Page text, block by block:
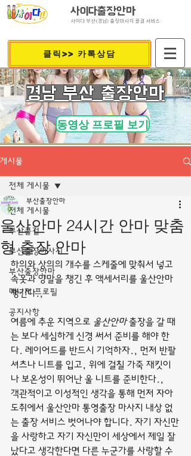
사이다출장안마
사이다 부산(경남) 출장마사지 콜걸 서비스
클릭>> 카톡상담
​경남 부산 출장안마
동영상 프로필 보기
게시물
전체 게시물
부산콜걸
부산출장마사지
부산출장안마
매니저 프로필
공지사항
전체 게시물
울산안마 24시간 안마 맞춤
형 출장 안마
부산출장안마
하의와 상의의 개수를 스케줄에 맞춰서 넣고
속옷과 양말을 챙긴 후 액세서리를 울산안마
챙긴다.,
여름에 추운 지역으로 울산안마 출장을 갈 때
는 보다 세심하게 신경 써서 준비를 해야 한
다. 레이어드를 반드시 기억하자., 먼저 반팔
셔츠나 니트를 입고, 위에 걸칠 가죽 재킷이
나 보온성이 뛰어난 울 니트를 준비한다.,
객관적이고 이성적인 생각을 통해 먼저 자아
도취에서 울산안마 통영출장 마사지 내상 없
는 출장 서비스 벗어나야 합니다. 자기 자신만
을 사랑하고 자기 자신만이 세상에서 제일 잘
났다고 생각한다면 다른 누군가를 사랑할 수